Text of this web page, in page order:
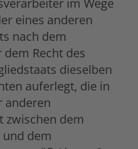
eines anderen
nach dem
Recht des
dieselben
auferlegt, die in
anderen
zwischen dem
dem